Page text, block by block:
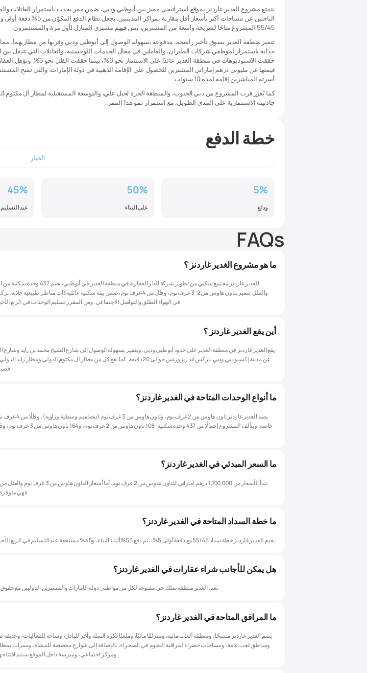
يتمتع مشروع الغدير غاردنز بموقع استراتيجي مميز بين أبوظبي ودبي، ضمن ممر يجذب باستمرار العائلات
الباحثين عن مساحات أكبر بأسعار أقل مقارنة بمراكز المدينتين.
55/45 المشروع متاحًا لشريحة واسعة من المشترين، بمن فيهم مشتري المنازل لأول مرة والمستثمرون.
تتميز منطقة الغدير بسوق تأجير راسخة، مدفوعة بسهولة الوصول إلى أبوظبي ودبي وقربها من مطاريهما، مما
جذابة باستمرار لموظفي شركات الطيران، والعاملين في مجال الخدمات اللوجستية، والعائلات التي تتنقل بين
حققت الاستوديوهات في منطقة الغدير عائدًا على الاستثمار
قيمتها عن مليوني درهم إماراتي المشترين للحصول على الإقامة الذهبية في دولة الإمارات، والتي تمنح
أسرته المباشرين إقامة لمدة 10 سنوات.
كما يُعزز قرب المشروع من دبي الجنوب، والمنطقة الحرة لجبل علي، والتوسعة المستقبلية لمطار آل مكتوم
جاذبيته الاستثمارية على المدى الطويل، مع استمرار نمو هذا الممر.
خطة الدفع
الخيار
5%
ودائع
50%
على البناء
45%
عند التسليم
FAQs
ما هو مشروع الغدير غاردنز ؟
الغدير غاردنز مجتمع سكني من تطوير شركة الدار العقارية في منطقة
والفلل. يتميز بتاون هاوس من 2-3 غرف نوم، وفلل من 4 غرف نوم، ضمن بيئة سكنية عائلية ذات مناظر طبيعية
في الهواء الطلق والتواصل الاجتماعي. ومن المقرر تسليم الوحدات في الربع الأخير
أين يقع الغدير غاردنز ؟
يقع الغدير غاردنز في منطقة الغدير على حدود أبوظبي ودبي، ويتميز بسهولة الوصول إلى شارع الشيخ محمد بن زايد وشارع
عن مدينة إكسبو دبي ودبي باركس آند ريزورتس حوالى 20 دقيقة. كما يقع كل من مطار آل مكتوم الدولي ومطار
ما أنواع الوحدات المتاحة في الغدير غاردنز؟
يضم الغدير غاردنز تاون هاوس من 2 غرف
ما السعر المبدئي في الغدير غاردنز؟
فهي
ما خطة السداد المتاحة في الغدير غاردنز؟
يقدم الغدير غاردنز خطة سداد 55/45 مع دفعة أولى 5%: يتم دفع 55% أثناء البناء، و45% مستحقة عند التسليم في الربع الأخير من 2029.
هل يمكن للأجانب شراء عقارات في الغدير غاردنز؟
نعم. الغدير منطقة تملك حر، مفتوحة لكل من مواطني دولة الإمارات والمشترين الدوليين مع حقوق
ما المرافق المتاحة في الغدير غاردنز؟
يضم الغدير غاردنز مسبحًا، ومنطقة ألعاب مائية، ومنزلقًا مائيًا، وملعبًا لكرة السلة وآخر للبادل، وساحة للفعاليات، وحديقة
ومناطق لعب عامة، ومساحات خضراء لمراقبة النجوم في الصحراء، بالإضافة إلى شوارع مخصصة للمشاة، وممرات
ومركز اجتماعي، ومدرسة داخل الموقع سيتم افتتاحها